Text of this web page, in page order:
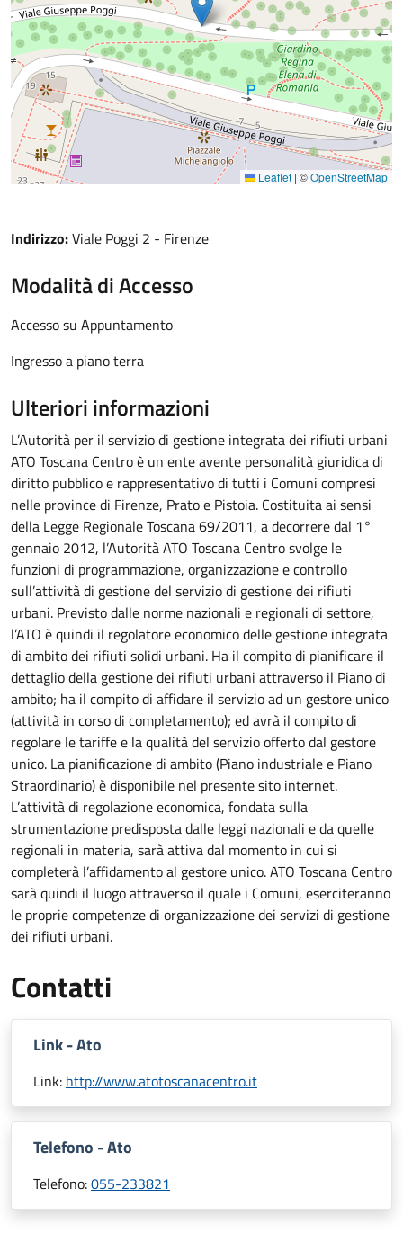
Leaflet | ©OpenStreetMap
Indirizzo:Viale Poggi 2 - Firenze
Modalità di Accesso
Accesso su Appuntamento
Ingresso a piano terra
Ulteriori informazioni
L’Autorità per il servizio di gestione integrata dei rifiuti urbani
ATO Toscana Centro è un ente avente personalità giuridica di
diritto pubblico e rappresentativo di tutti i Comuni compresi
nelle province di Firenze, Prato e Pistoia. Costituita ai sensi
della Legge Regionale Toscana 69/2011, a decorrere dal 1°
gennaio 2012, l’Autorità ATO Toscana Centro svolge le
funzioni di programmazione, organizzazione e controllo
sull’attività di gestione del servizio di gestione dei rifiuti
urbani. Previsto dalle norme nazionali e regionali di settore,
l’ATO è quindi il regolatore economico delle gestione integrata
di ambito dei rifiuti solidi urbani. Ha il compito di pianificare il
dettaglio della gestione dei rifiuti urbani attraverso il Piano di
ambito; ha il compito di affidare il servizio ad un gestore unico
(attività in corso di completamento); ed avrà il compito di
regolare le tariffe e la qualità del servizio offerto dal gestore
unico. La pianificazione di ambito (Piano industriale e Piano
Straordinario) è disponibile nel presente sito internet.
L’attività di regolazione economica, fondata sulla
strumentazione predisposta dalle leggi nazionali e da quelle
regionali in materia, sarà attiva dal momento in cui si
completerà l’affidamento al gestore unico. ATO Toscana Centro
sarà quindi il luogo attraverso il quale i Comuni, eserciteranno
le proprie competenze di organizzazione dei servizi di gestione
dei rifiuti urbani.
Contatti
Link - Ato
Link: http://www.atotoscanacentro.it
Telefono - Ato
Telefono:055-233821